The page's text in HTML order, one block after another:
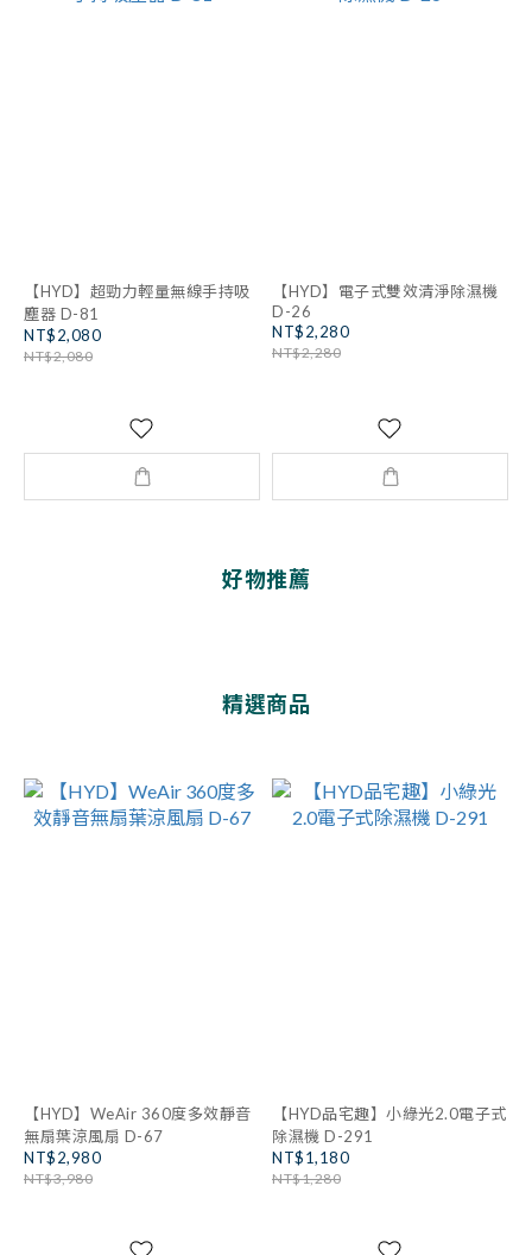
【HYD】超勁力輕量無線手持吸
塵器 D-81
NT$2,080
NT$2,080
【HYD】電子式雙效清淨除濕機
D-26
NT$2,280
NT$2,280
好物推薦
精選商品
【HYD】WeAir 360度多效靜音
無扇葉涼風扇 D-67
NT$2,980
NT$3,980
【HYD品宅趣】小綠光2.0電子式
除濕機 D-291
NT$1,180
NT$1,280